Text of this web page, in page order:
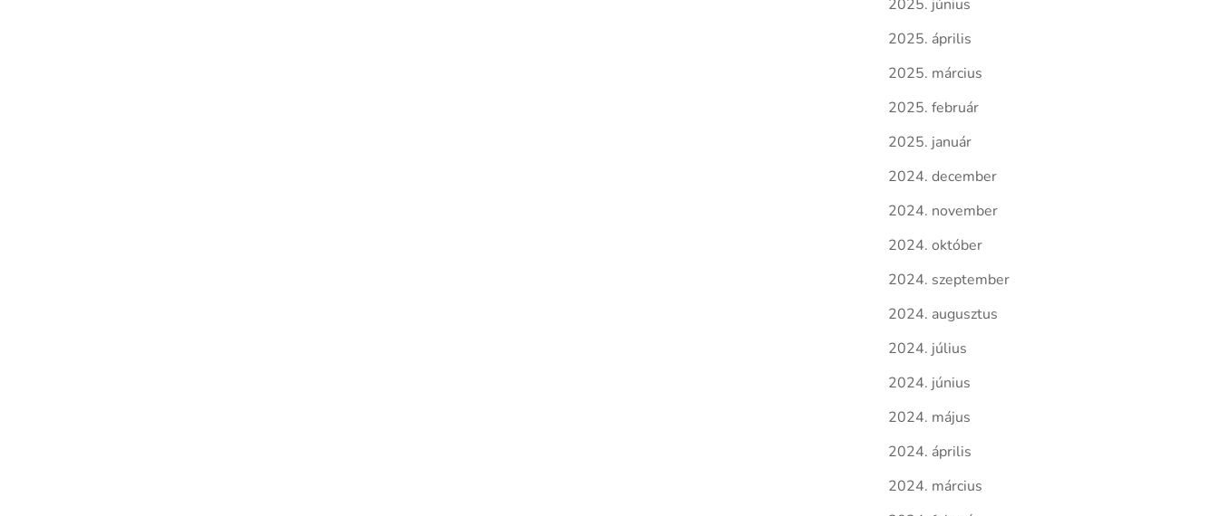
2025. június
2025. április
2025. március
2025. február
2025. január
2024. december
2024. november
2024. október
2024. szeptember
2024. augusztus
2024. július
2024. június
2024. május
2024. április
2024. március